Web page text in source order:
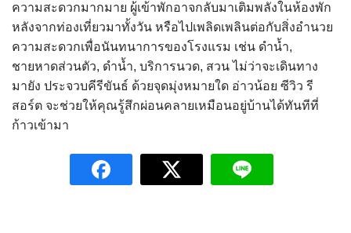
ความสะดวกมากมาย ผู้เข้าพักอาจกลับมาเติมพลังในห้องพัก
หลังจากท่องเที่ยวมาทั้งวัน หรือไปเพลิดเพลินต่อกับสิ่งอำนวย
ความสะดวกเพื่อนันทนาการของโรงแรม เช่น ดำน้ำ,
ชายหาดส่วนตัว, ดำน้ำ, บริการนวด, สวน ไม่ว่าจะเดินทาง
มายัง ประจวบคีรีขันธ์ ด้วยจุดมุ่งหมายใด อ่าวน้อย ซีวิว รี
สอร์ต จะช่วยให้คุณรู้สึกผ่อนคลายเหมือนอยู่บ้านได้ทันทีที่
ก้าวเข้ามา